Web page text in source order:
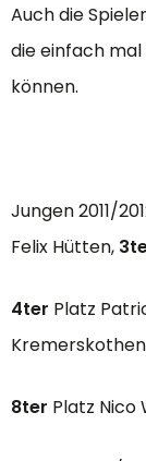
Auch die
die einfach
können.
Jungen 2011/
Felix Hütten,
4ter Platz
8ter Platz Nico